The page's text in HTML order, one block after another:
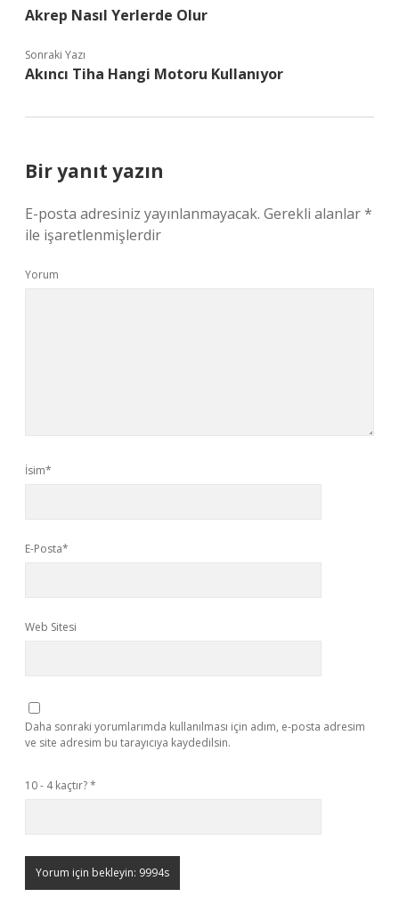
Akrep Nasıl Yerlerde Olur
Sonraki Yazı
Akıncı Tiha Hangi Motoru Kullanıyor
Bir yanıt yazın
E-posta adresiniz yayınlanmayacak. Gerekli alanlar*
ile işaretlenmişlerdir
Yorum
İsim*
E-Posta*
Web Sitesi
Daha sonraki yorumlarımda kullanılması için adım, e-posta adresim
ve site adresim bu tarayıcıya kaydedilsin.
10 - 4 kaçtır?*